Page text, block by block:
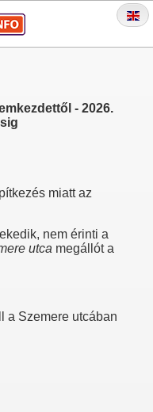
- 2026.
miatt az
nem érinti a
utca megállót a
a Szemere utcában